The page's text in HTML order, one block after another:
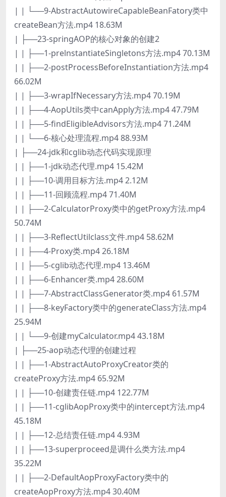
| | └──9-AbstractAutowireCapableBeanFatory类中
createBean方法.mp4 18.63M
| ├──23-springAOP的核心对象的创建2
| | ├──1-prelnstantiateSingletons方法.mp4 70.13M
| | ├──2-postProcessBeforeInstantiation方法.mp4
66.02M
| | ├──3-wrapIfNecessary方法.mp4 70.19M
| | ├──4-AopUtils类中canApply方法.mp4 47.79M
| | ├──5-findEligibleAdvisors方法.mp4 71.24M
| | └──6-核心处理流程.mp4 88.93M
| ├──24-jdk和cglib动态代码实现原理
| | ├──1-jdk动态代理.mp4 15.42M
| | ├──10-调用目标方法.mp4 2.12M
| | ├──11-回顾流程.mp4 71.40M
| | ├──2-CalculatorProxy类中的getProxy方法.mp4
50.74M
| | ├──3-ReflectUtilclass文件.mp4 58.62M
| | ├──4-Proxy类.mp4 26.18M
| | ├──5-cglib动态代理.mp4 13.46M
| | ├──6-Enhancer类.mp4 28.60M
| | ├──7-AbstractClassGenerator类.mp4 61.57M
| | ├──8-keyFactory类中的generateClass方法.mp4
25.94M
| | └──9-创建myCalculator.mp4 43.18M
| ├──25-aop动态代理的创建过程
| | ├──1-AbstractAutoProxyCreator类的
createProxy方法.mp4 65.92M
| | ├──10-创建责任链.mp4 122.77M
| | ├──11-cglibAopProxy类中的intercept方法.mp4
45.18M
| | ├──12-总结责任链.mp4 4.93M
| | ├──13-superproceed是调什么类方法.mp4
35.22M
| | ├──2-DefaultAopProxyFactory类中的
createAopProxy方法.mp4 30.40M